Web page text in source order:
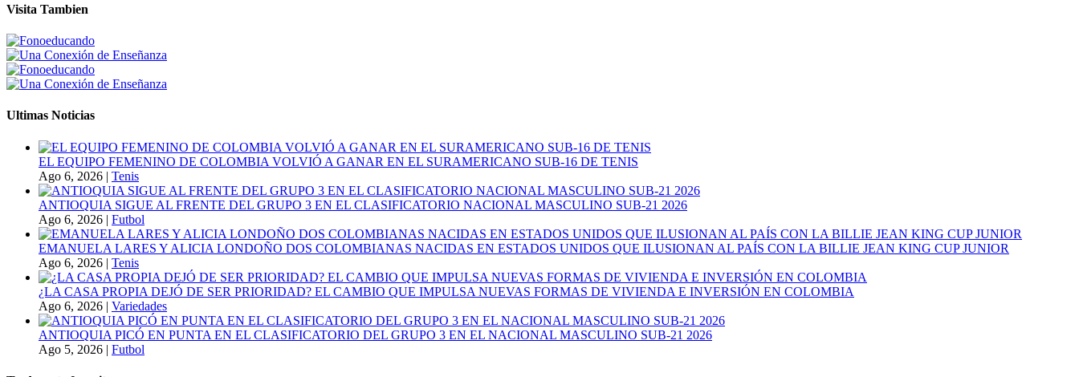
Visita Tambien
Ultimas Noticias
EL EQUIPO FEMENINO DE COLOMBIA VOLVIÓ A GANAR EN EL SURAMERICANO SUB-16 DE TENIS
Ago 6, 2026 | Tenis
ANTIOQUIA SIGUE AL FRENTE DEL GRUPO 3 EN EL CLASIFICATORIO NACIONAL MASCULINO SUB-21 2026
Ago 6, 2026 | Futbol
EMANUELA LARES Y ALICIA LONDOÑO DOS COLOMBIANAS NACIDAS EN ESTADOS UNIDOS QUE ILUSIONAN AL PAÍS CON LA BILLIE JEAN KING CUP JUNIOR
Ago 6, 2026 | Tenis
¿LA CASA PROPIA DEJÓ DE SER PRIORIDAD? EL CAMBIO QUE IMPULSA NUEVAS FORMAS DE VIVIENDA E INVERSIÓN EN COLOMBIA
Ago 6, 2026 | Variedades
ANTIOQUIA PICÓ EN PUNTA EN EL CLASIFICATORIO DEL GRUPO 3 EN EL NACIONAL MASCULINO SUB-21 2026
Ago 5, 2026 | Futbol